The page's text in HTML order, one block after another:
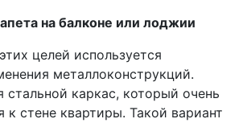
на балконе или лоджии
целей используется
металлоконструкций.
стальной каркас, который очень
к стене квартиры. Такой вариант